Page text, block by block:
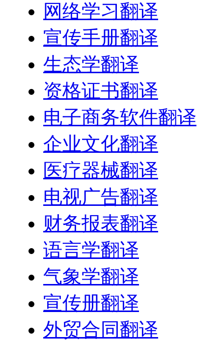
网络学习翻译
宣传手册翻译
生态学翻译
资格证书翻译
电子商务软件翻译
企业文化翻译
医疗器械翻译
电视广告翻译
财务报表翻译
语言学翻译
气象学翻译
宣传册翻译
外贸合同翻译